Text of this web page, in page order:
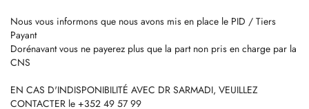
Nous vous informons que nous avons mis en place le PID / Tiers
Payant
Dorénavant vous ne payerez plus que la part non pris en charge par la
CNS
EN CAS D'INDISPONIBILITÉ AVEC DR SARMADI, VEUILLEZ
CONTACTER le +352 49 57 99